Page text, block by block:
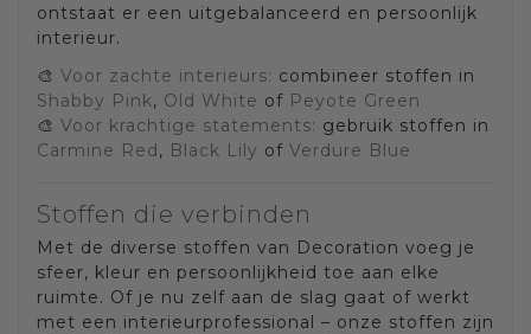
ontstaat er een uitgebalanceerd en persoonlijk
interieur.
🎨 Voor zachte interieurs: combineer stoffen in
Shabby Pink, Old White of Peyote Green
🎨 Voor krachtige statements: gebruik stoffen in
Carmine Red, Black Lily of Verdure Blue
Stoffen die verbinden
Met de diverse stoffen van Decoration voeg je
sfeer, kleur en persoonlijkheid toe aan elke
ruimte. Of je nu zelf aan de slag gaat of werkt
met een interieurprofessional – onze stoffen zijn